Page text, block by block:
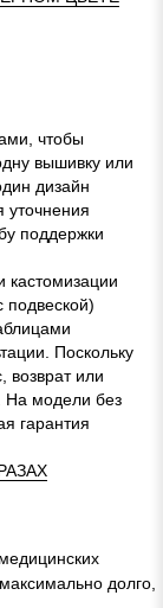
чтобы
вышивку или
дизайн
уточнения
поддержки
Поскольку
возврат или
На модели без
гарантия
долго,